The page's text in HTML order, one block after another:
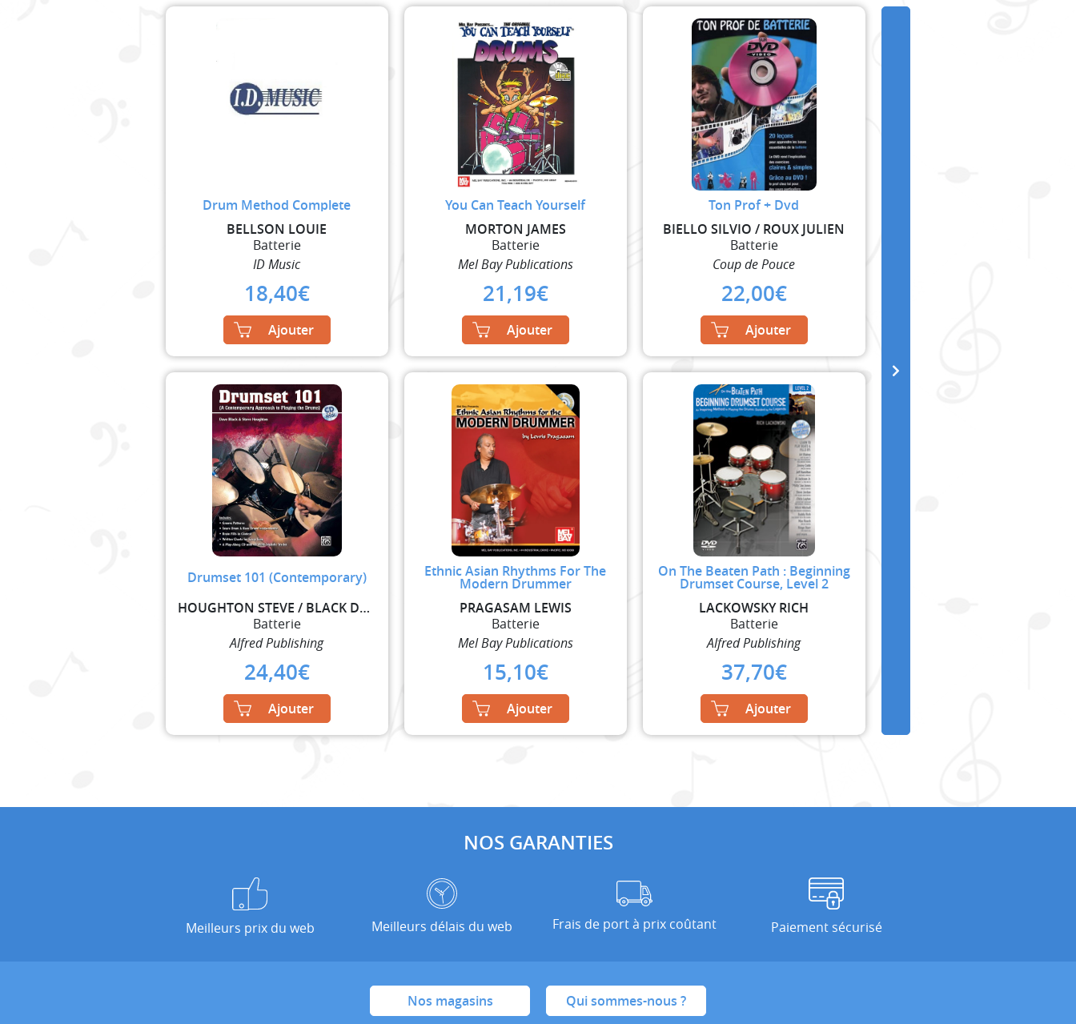
Drum Method Complete
BELLSON LOUIE
Batterie
ID Music
18,40€
Ajouter
You Can Teach Yourself
MORTON JAMES
Batterie
Mel Bay Publications
21,19€
Ajouter
Ton Prof + Dvd
BIELLO SILVIO / ROUX JULIEN
Batterie
Coup de Pouce
22,00€
Ajouter
Drumset 101 (Contemporary)
HOUGHTON STEVE / BLACK DAVE
Batterie
Alfred Publishing
24,40€
Ajouter
Ethnic Asian Rhythms For The
Modern Drummer
PRAGASAM LEWIS
Batterie
Mel Bay Publications
15,10€
Ajouter
On The Beaten Path : Beginning
Drumset Course, Level 2
LACKOWSKY RICH
Batterie
Alfred Publishing
37,70€
Ajouter
NOS GARANTIES
Meilleurs prix du web Meilleurs délais du web Frais de port à prix coûtant Paiement sécurisé
Nos magasins Qui sommes-nous ?